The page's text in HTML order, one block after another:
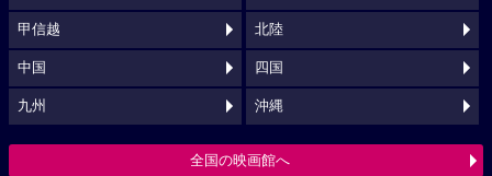
甲信越 北陸
中国 四国
九州 沖縄
全国の映画館へ